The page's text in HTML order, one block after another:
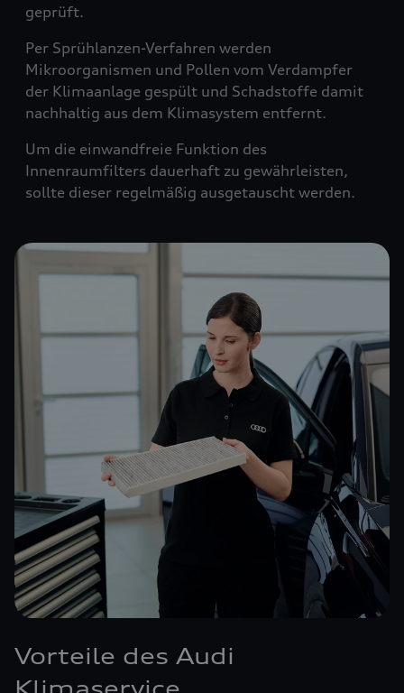
geprüft.
Per Sprühlanzen-Verfahren werden
Mikroorganismen und Pollen vom Verdampfer
der Klimaanlage gespült und Schadstoffe damit
nachhaltig aus dem Klimasystem entfernt.
Um die einwandfreie Funktion des
Innenraumfilters dauerhaft zu gewährleisten,
sollte dieser regelmäßig ausgetauscht werden.
Vorteile des Audi